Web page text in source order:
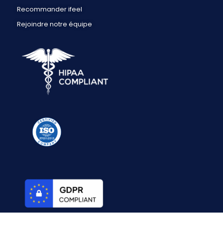
Recommander ifeel
Rejoindre notre équipe